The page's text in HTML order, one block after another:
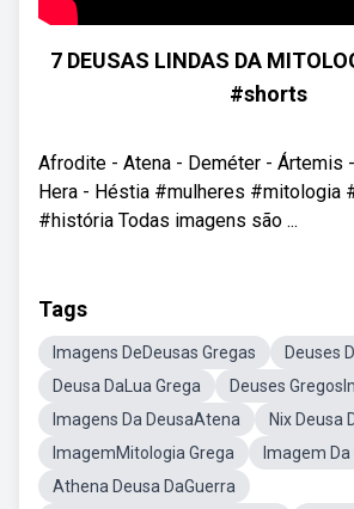
7 DEUSAS LINDAS DA
#shorts
Afrodite - Atena - Deméter - Ártemis
Hera - Héstia #mulheres #mitologia
#história Todas imagens são ...
Tags
Imagens DeDeusas Gregas
Deuses
Deusa DaLua Grega
Deuses
Imagens Da DeusaAtena
Nix Deusa
ImagemMitologia Grega
Imagem
Athena Deusa DaGuerra